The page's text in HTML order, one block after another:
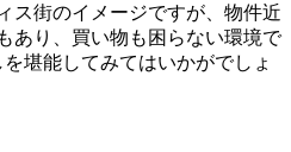
ス街のイメージですが、物件近
あり、買い物も困らない環境で
堪能してみてはいかがでしょ